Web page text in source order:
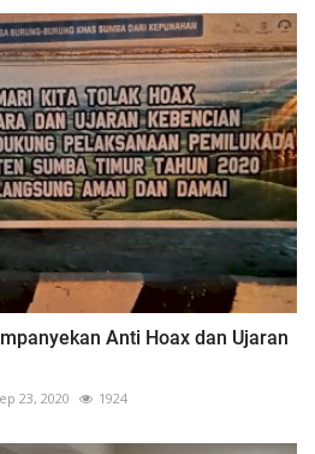
Anti Hoax dan Ujaran
23, 2020 1924